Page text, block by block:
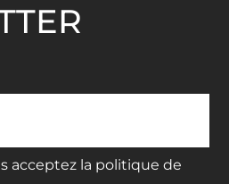
acceptez la politique de